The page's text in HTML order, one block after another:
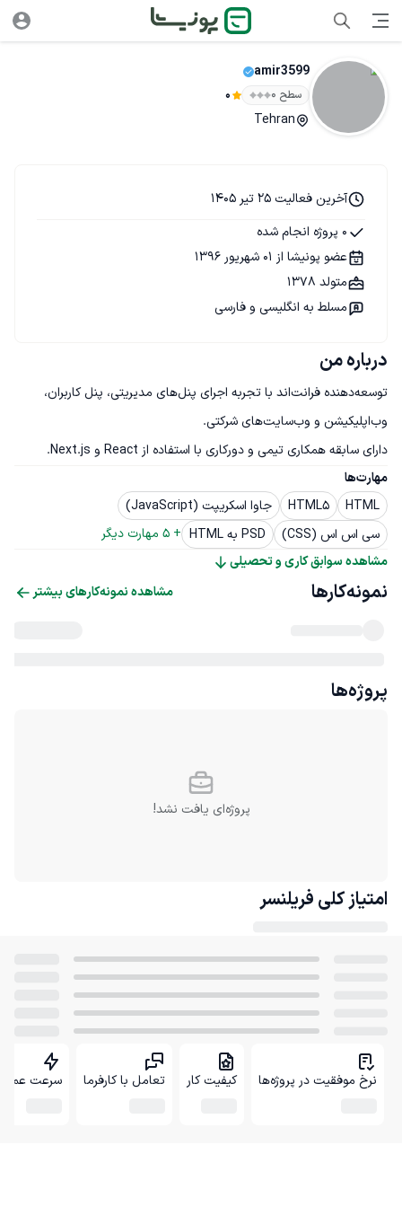
amir3599
سطح ۰ 0
Tehran
درباره من
توسعه‌دهنده فرانت‌اند با تجربه اجرای پنل‌های مدیریتی، پنل کاربران،
دارای سابقه همکاری تیمی و دورکاری با استفاده از React و Next.js.
مهارت‌ها
HTML
HTML5
جاوا اسکریپت (JavaScript)
سی اس اس (CSS)
PSD به HTML +
5 مهارت دیگر
مشاهده سوابق کاری و تحصیلی
آخرین فعالیت 25 تیر 1405
0 پروژه انجام شده
عضو پونیشا از 01 شهریور 1396
متولد 1378
مسلط به انگلیسی و فارسی
نمونه‌کارها مشاهده نمونه‌کارهای بیشتر
پروژه‌ها
پروژه‌ای یافت نشد!
امتیاز کلی فریلنسر
نرخ موفقیت در پروژه‌ها کیفیت کار تعامل با کارفرما سرعت عمل